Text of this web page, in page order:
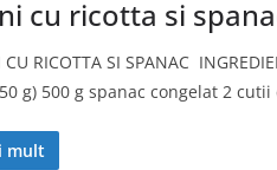
cu ricotta si
CU RICOTTA SI SPANAC
g) 500 g spanac congelat 2 cutii
mult